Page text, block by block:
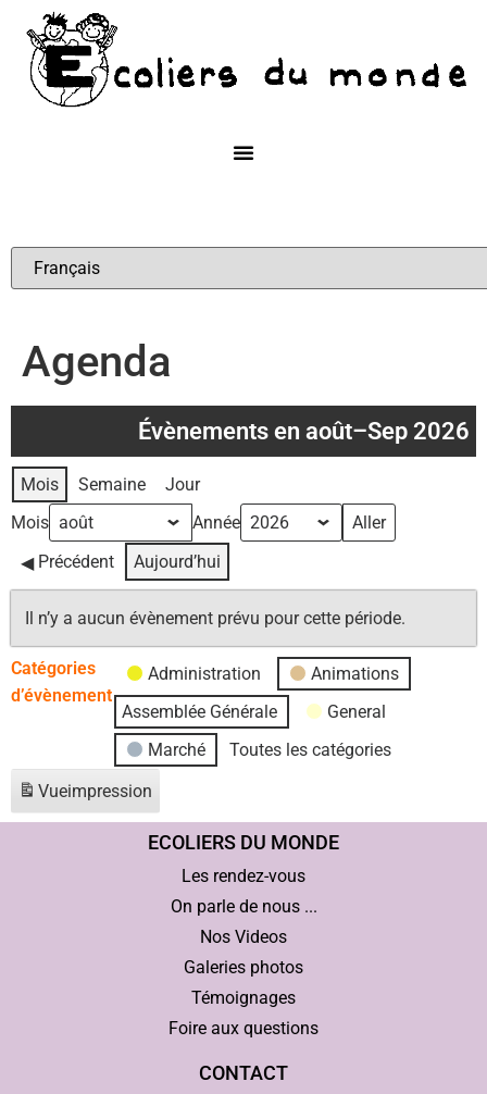
Agenda
Évènements en août–Sep 2026
Mois Semaine
Jour
Mois
Année
Précédent
Aujourd’hui
Il n’y a aucun évènement prévu pour cette période.
Catégories
d’évènement
Administration
Animations
Assemblée Générale
General
Marché
Toutes les catégories
Vueimpression
ECOLIERS DU MONDE
Les rendez-vous
On parle de nous ...
Nos Videos
Galeries photos
Témoignages
Foire aux questions
CONTACT